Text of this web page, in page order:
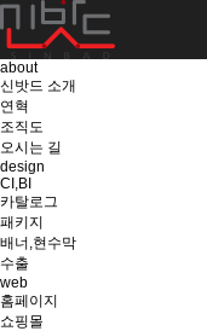
about
신밧드 소개
연혁
조직도
오시는 길
design
CI,BI
카탈로그
패키지
배너,현수막
수출
web
홈페이지
쇼핑몰